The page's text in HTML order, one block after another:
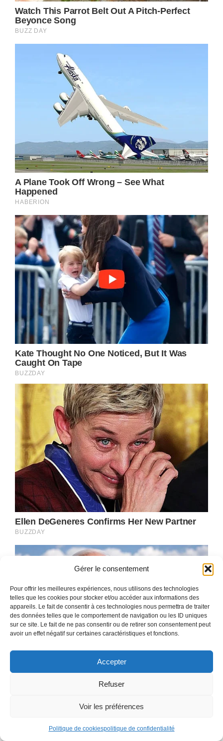
Gérer le consentement
Pour offrir les meilleures expériences, nous utilisons des technologies
telles que les cookies pour stocker et/ou accéder aux informations des
appareils. Le fait de consentir à ces technologies nous permettra de traiter
des données telles que le comportement de navigation ou les ID uniques
sur ce site. Le fait de ne pas consentir ou de retirer son consentement peut
avoir un effet négatif sur certaines caractéristiques et fonctions.
Accepter
Refuser
Voir les préférences
Politique de cookiespolitique de confidentialité